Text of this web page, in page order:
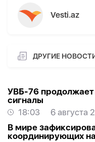
Vesti.az
ДРУГИЕ
УВБ-76 продолжает
сигналы
18:03
6 августа
В мире
координирующих